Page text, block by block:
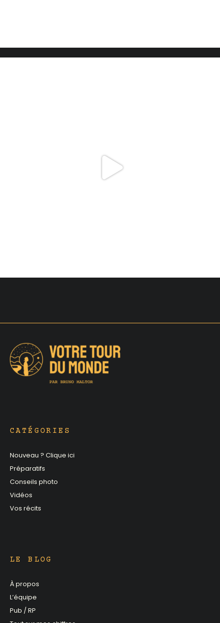
CATÉGORIES
Nouveau ? Clique ici
Préparatifs
Conseils photo
Vidéos
Vos récits
LE BLOG
À propos
L’équipe
Pub / RP